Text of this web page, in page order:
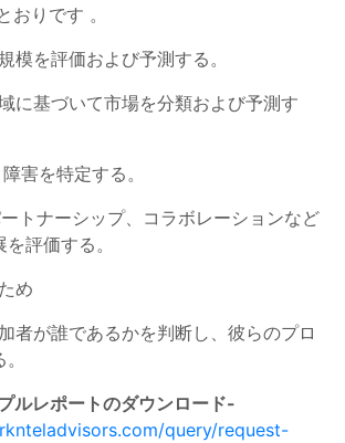
おりです 。
模を評価および予測する。
に基づいて市場を分類および予測す
害を特定する。
トナーシップ、コラボレーションなど
評価する。
め
者が誰であるかを判断し、彼らのプロ
ルレポートのダウンロード-
query/request-